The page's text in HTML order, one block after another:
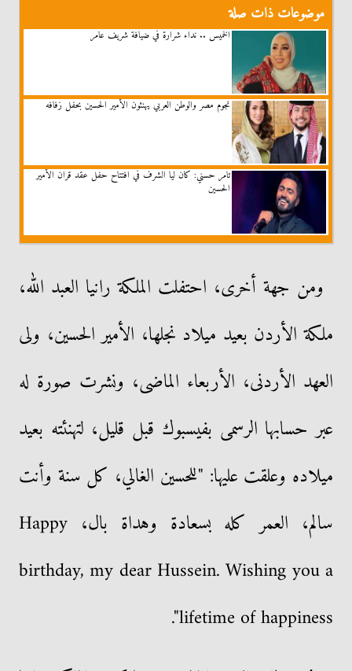
موضوعات ذات صلة
الخميس .. نداء شرارة في ضيافة شريف عامر
نجوم مصر والوطن العربي يهنئون الأمير الحسين بحفل زفافه
تامر حسني: كان ليا الشرف في افتتاح حفل عقد قران الأمير
الحسين
ومن جهة أخرى، احتفلت الملكة رانيا العبد الله،
ملكة الأردن بعيد ميلاد نجلها، الأمير الحسين، ولى
العهد الأردنى، الأربعاء الماضى، ونشرت صورة له
عبر حسابها الرسمى بفيسبوك قبل قليل، لتهنئته بعيد
ميلاده وعلقت عليها: "للحسين الغالي، كل سنة وأنت
سالم، العمر كله بسعادة وهداة بال، Happy
birthday, my dear Hussein. Wishing you a
lifetime of happiness".